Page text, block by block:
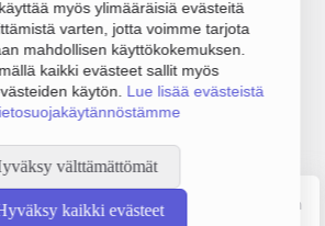
myös ylimääräisiä evästeitä
varten, jotta voimme tarjota
mahdollisen käyttökokemuksen.
kaikki evästeet sallit myös
käytön. Lue lisää evästeistä
välttämättömät
kaikki evästeet
65. Sen päätoimiala on
1978 ja sijainti
yhtiömuoto Säästöpankki (SP).
Lähde: YTJ, PRH, Traficom